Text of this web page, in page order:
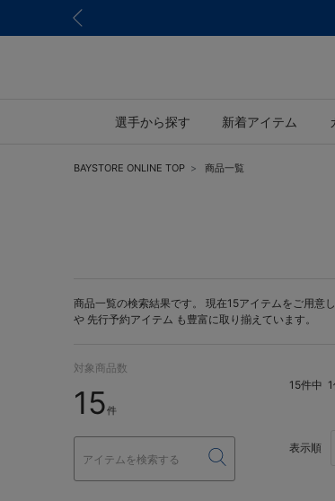
選手から探す 新着アイテム
BAYSTORE ONLINE TOP 商品一覧
商品一覧の検索結果です。 現在15アイテムをご用意
や 先行予約アイテム も豊富に取り揃えています。
対象商品数
15件
15件中
表示順